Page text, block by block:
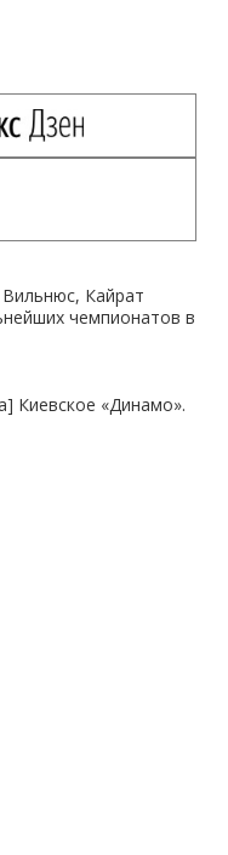
Кайрат
чемпионатов в
Киевское «Динамо».